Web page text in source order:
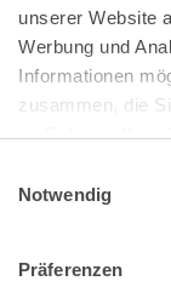
unserer Website
Werbung und
Informationen
zusammen, die
im Rahmen Ihrer
Impressum
Notwendig
Präferenzen
53113 Bonn
Impressum|